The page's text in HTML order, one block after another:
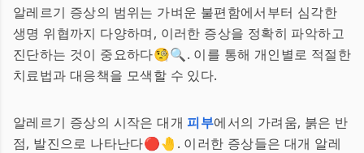
알레르기 증상의 범위는 가벼운 불편함에서부터 심각한
생명 위협까지 다양하며, 이러한 증상을 정확히 파악하고
진단하는 것이 중요하다🧐🔍. 이를 통해 개인별로 적절한
치료법과 대응책을 모색할 수 있다.
알레르기 증상의 시작은 대개피부에서의 가려움, 붉은 반
점, 발진으로 나타난다🔴🤚. 이러한 증상들은 대개 알레